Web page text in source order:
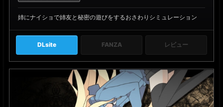
姉にナイショで姉友と秘密の遊びをするおさわりシミュレーション
DLsite FANZA レビュー